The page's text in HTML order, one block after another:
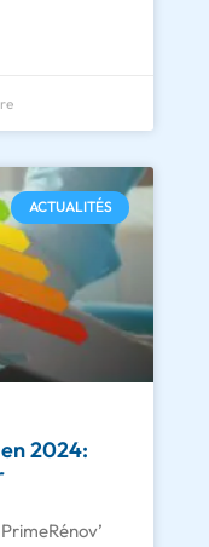
ACTUALITÉS
2024: